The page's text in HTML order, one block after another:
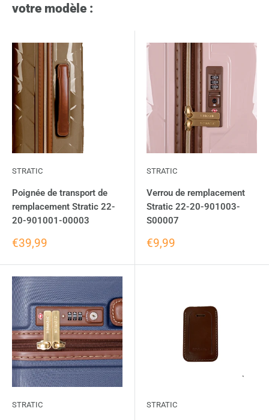
votre modèle :
STRATIC
Poignée de transport de
remplacement Stratic 22-
20-901001-00003
€39,99
STRATIC
Verrou de remplacement
Stratic 22-20-901003-
S00007
€9,99
STRATIC STRATIC